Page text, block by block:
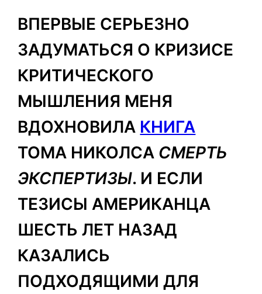
ВПЕРВЫЕ СЕРЬЕЗНО
ЗАДУМАТЬСЯ О КРИЗИСЕ
КРИТИЧЕСКОГО
МЫШЛЕНИЯ МЕНЯ
ВДОХНОВИЛА КНИГА
ТОМА НИКОЛСА СМЕРТЬ
ЭКСПЕРТИЗЫ. И ЕСЛИ
ТЕЗИСЫ АМЕРИКАНЦА
ШЕСТЬ ЛЕТ НАЗАД
КАЗАЛИСЬ
ПОДХОДЯЩИМИ ДЛЯ